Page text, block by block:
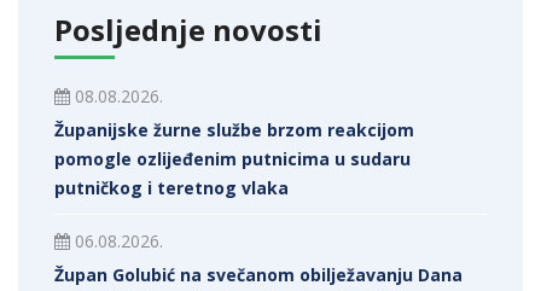
Posljednje novosti
08.08.2026.
Županijske žurne službe brzom reakcijom
pomogle ozlijeđenim putnicima u sudaru
putničkog i teretnog vlaka
06.08.2026.
Župan Golubić na svečanom obilježavanju Dana